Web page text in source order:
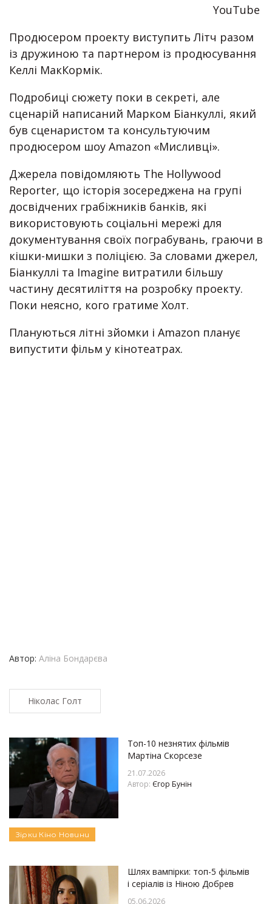
YouTube
Продюсером проекту виступить Літч разом
із дружиною та партнером із продюсування
Келлі МакКормік.
Подробиці сюжету поки в секреті, але
сценарій написаний Марком Біанкуллі, який
був сценаристом та консультуючим
продюсером шоу Amazon «Мисливці».
Джерела повідомляють The Hollywood
Reporter, що історія зосереджена на групі
досвідчених грабіжників банків, які
використовують соціальні мережі для
документування своїх пограбувань, граючи в
кішки-мишки з поліцією. За словами джерел,
Біанкуллі та Imagine витратили більшу
частину десятиліття на розробку проекту.
Поки неясно, кого гратиме Холт.
Плануються літні зйомки і Amazon планує
випустити фільм у кінотеатрах.
Автор: Аліна Бондарєва
Ніколас Голт
Топ-10 незнятих фільмів
Мартіна Скорсезе
21.07.2026
Автор: Єгор Бунін
Зірки Кіно Новини
Шлях вампірки: топ-5 фільмів
і серіалів із Ніною Добрев
05.06.2026